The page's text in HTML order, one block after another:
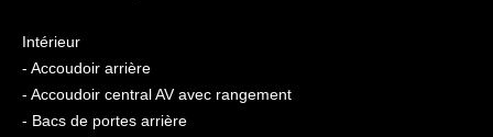
Intérieur
- Accoudoir arrière
- Accoudoir central AV avec rangement
- Bacs de portes arrière